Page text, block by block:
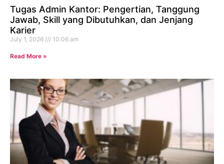
Tugas Admin Kantor: Pengertian, Tanggung
Jawab, Skill yang Dibutuhkan, dan Jenjang
Karier
July 1, 2026 10:06 am
Read More »